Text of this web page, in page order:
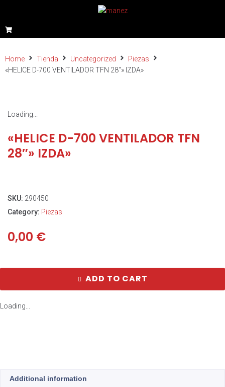
Home Tienda Uncategorized
Piezas
«HELICE D-700 VENTILADOR TFN 28″» IZDA»
Loading...
«HELICE D-700 VENTILADOR TFN
28″» IZDA»
SKU: 290450
Category: Piezas
0,00 €
ADD TO CART
Loading...
Additional information